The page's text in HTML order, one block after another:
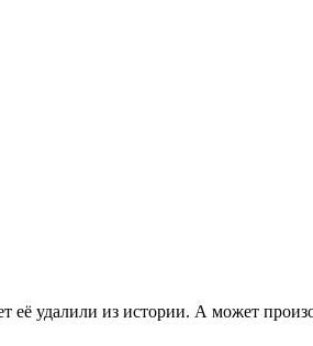
её удалили из истории. А может